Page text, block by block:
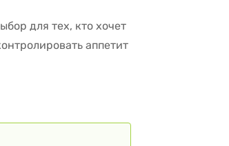
для тех, кто хочет
аппетит